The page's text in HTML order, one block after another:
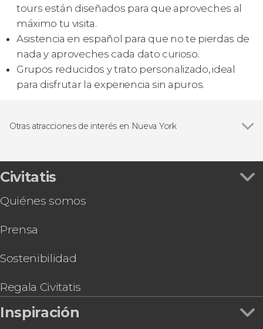
tours están diseñados para que aproveches al
máximo tu visita.
Asistencia en español para que no te pierdas de
nada y aproveches cada dato curioso.
Grupos reducidos y trato personalizado, ideal
para disfrutar la experiencia sin apuros.
Otras atracciones de interés en Nueva York
Rockefeller Center
Civitatis
Quiénes somos
Prensa
Sostenibilidad
Regala Civitatis
Inspiración